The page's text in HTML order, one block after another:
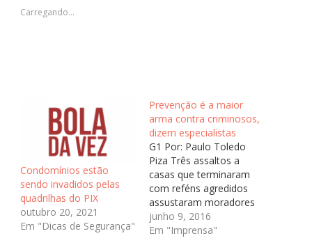
janela)
Carregando...
Condomínios estão
sendo invadidos pelas
quadrilhas do PIX
outubro 20, 2021
Em "Dicas de Segurança"
Prevenção é a maior
arma contra criminosos,
dizem especialistas
G1 Por: Paulo Toledo
Piza Três assaltos a
casas que terminaram
com reféns agredidos
assustaram moradores
da Grande São Paulo nos
últimos dias. Para que as
junho 9, 2016
Em "Imprensa"